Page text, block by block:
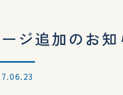
ジ追加のお